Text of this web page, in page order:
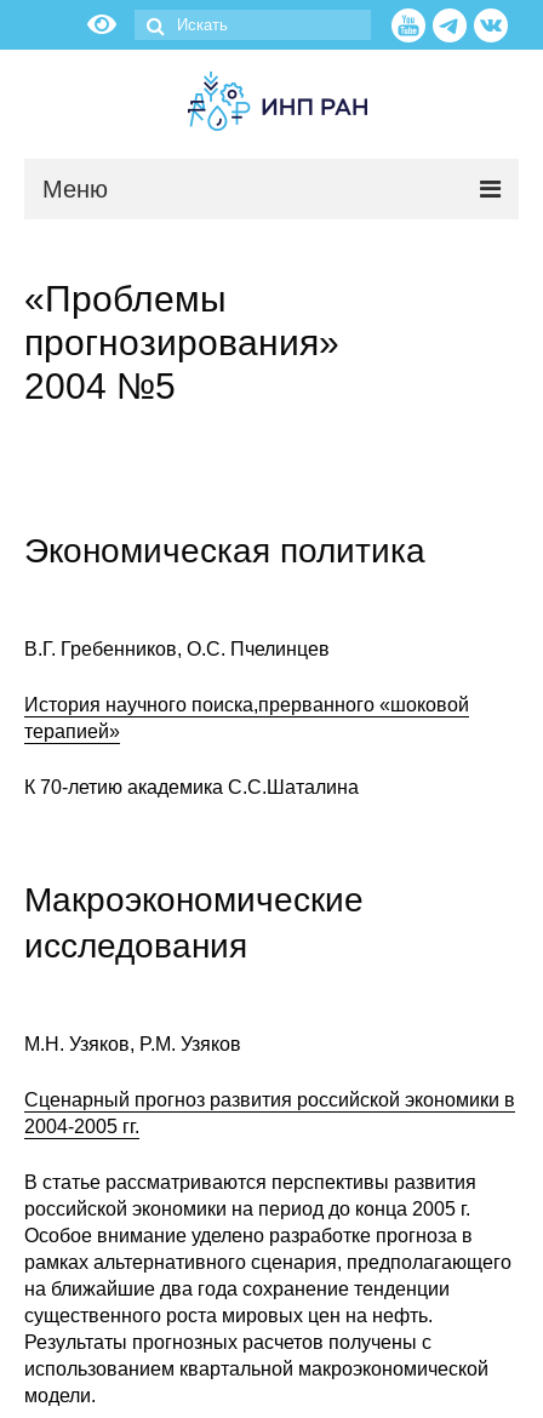
Меню
О нас
Об институте
Сотрудники
Материалы для СМИ
Публикации
Издания
Проблемы прогнозирования
Редакционная этика
Информация для авторов
Общие требования
Стандарты оформления
Научные труды
«Проблемы
прогнозирования»
2004 №5
Экономическая политика
В.Г. Гребенников, О.С. Пчелинцев
История научного поиска,прерванного «шоковой
терапией»
К 70-летию академика С.С.Шаталина
Макроэкономические
исследования
М.Н. Узяков, P.M. Узяков
Сценарный прогноз развития российской экономики в
2004-2005 гг.
В статье рассматриваются перспективы развития
российской экономики на период до конца 2005 г.
Особое внимание уделено разработке прогноза в
рамках альтернативного сценария, предполагающего
на ближайшие два года сохранение тенденции
существенного роста мировых цен на нефть.
Результаты прогнозных расчетов получены с
использованием квартальной макроэкономической
модели.